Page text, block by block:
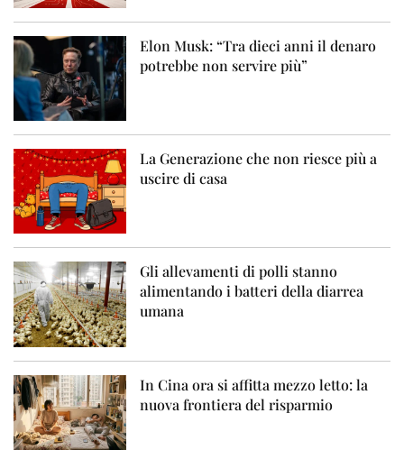
Elon Musk: “Tra dieci anni il denaro
potrebbe non servire più”
La Generazione che non riesce più a
uscire di casa
Gli allevamenti di polli stanno
alimentando i batteri della diarrea
umana
In Cina ora si affitta mezzo letto: la
nuova frontiera del risparmio